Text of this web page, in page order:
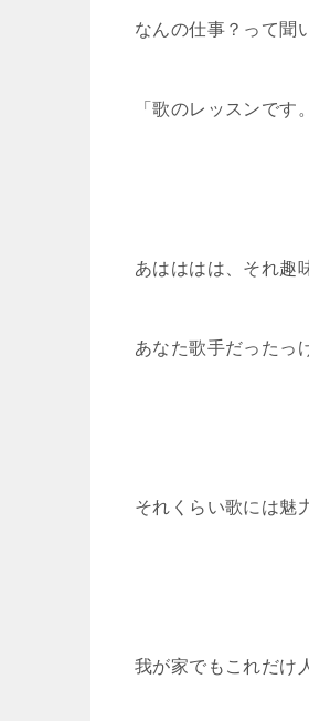
なんの仕事？って聞
「歌のレッスンです
あはははは、それ趣
あなた歌手だったっ
それくらい歌には魅
我が家でもこれだけ